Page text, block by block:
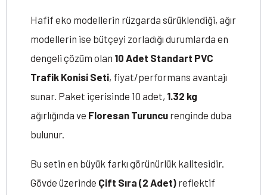
Hafif eko modellerin rüzgarda sürüklendiği, ağır
modellerin ise bütçeyi zorladığı durumlarda en
dengeli çözüm olan 10 Adet Standart PVC
Trafik Konisi Seti, fiyat/performans avantajı
sunar. Paket içerisinde 10 adet, 1.32 kg
ağırlığında ve Floresan Turuncu renginde duba
bulunur.
Bu setin en büyük farkı görünürlük kalitesidir.
Gövde üzerinde Çift Sıra (2 Adet) reflektif